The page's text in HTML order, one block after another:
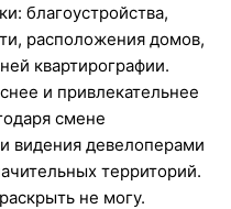
благоустройства,
расположения домов,
квартирографии.
и привлекательнее
смене
видения девелоперами
территорий.
не могу.